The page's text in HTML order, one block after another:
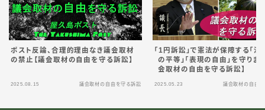
ポスト反論、合理的理由なき議会取材
の禁止【議会取材の自由を守る訴訟】
2025.08.15 議会取材の自由を守る訴訟
「1円訴訟」で憲法が保障する「法
の平等」「表現の自由」を守りま
会取材の自由を守る訴訟】
2025.05.23 議会取材の自由